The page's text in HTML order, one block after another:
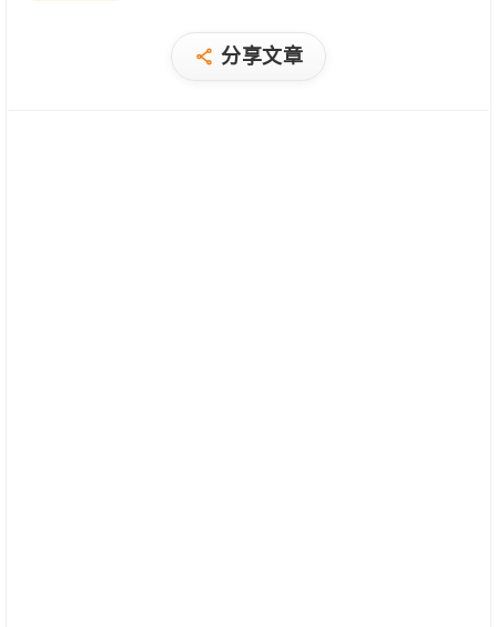
分享文章